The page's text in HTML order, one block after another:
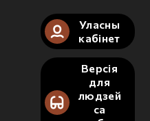
Уласны
кабінет
Версія
для
людзей
са